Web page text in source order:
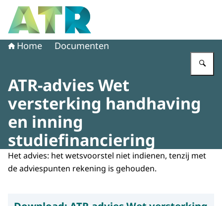
Naar de homepage van Adviescollege toetsing regeldruk
Home Documenten
ATR-advies Wet
versterking handhaving
en inning
studiefinanciering
Het advies: het wetsvoorstel niet indienen, tenzij met
de adviespunten rekening is gehouden.